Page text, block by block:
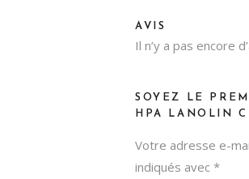
AVIS
Il n’y a pas encore
SOYEZ LE
HPA LANOLIN
Votre adresse e-
indiqués avec *